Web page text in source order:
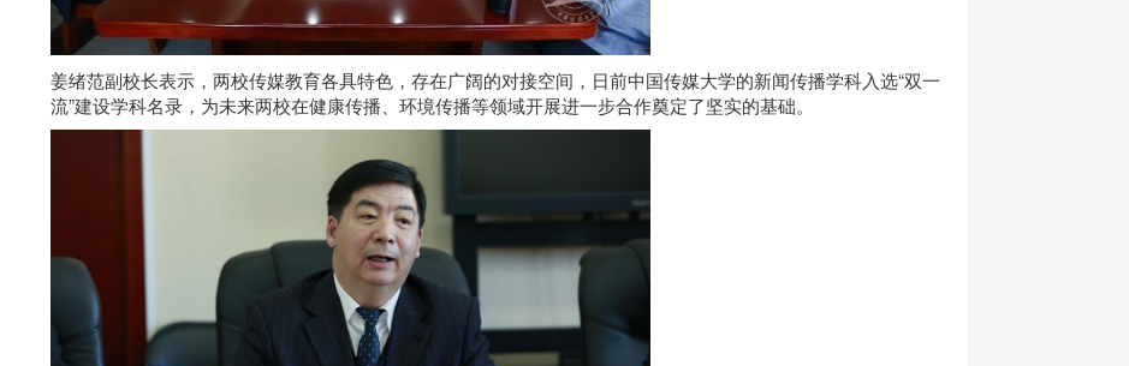
姜绪范副校长表示，两校传媒教育各具特色，存在广阔的对接空间，日前中国传媒大学的新闻传播学科入选“双一
流”建设学科名录，为未来两校在健康传播、环境传播等领域开展进一步合作奠定了坚实的基础。